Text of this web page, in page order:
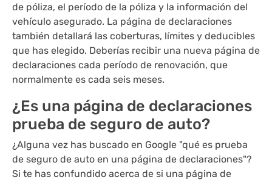
de póliza, el período de la póliza y la información del
vehículo asegurado. La página de declaraciones
también detallará las coberturas, límites y deducibles
que has elegido. Deberías recibir una nueva página de
declaraciones cada período de renovación, que
normalmente es cada seis meses.
¿Es una página de declaraciones
prueba de seguro de auto?
¿Alguna vez has buscado en Google "qué es prueba
de seguro de auto en una página de declaraciones"?
Si te has confundido acerca de si una página de